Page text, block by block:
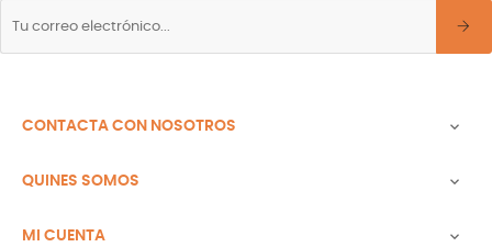
CONTACTA CON NOSOTROS 
QUINES SOMOS 
MI CUENTA 